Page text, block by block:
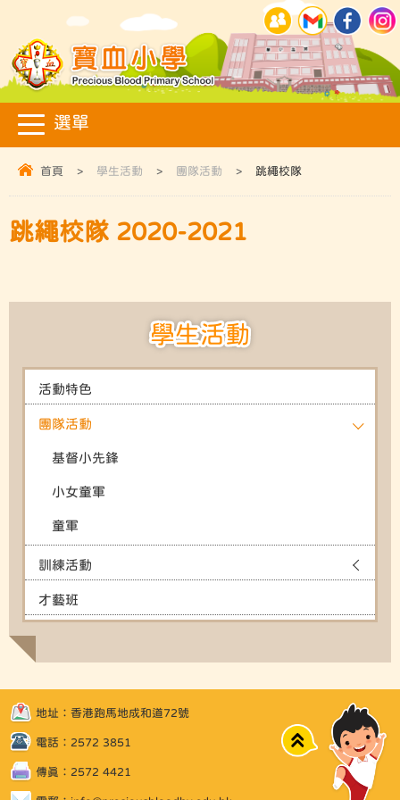
首頁 > 學生活動 > 團隊活動 > 跳繩校隊
跳繩校隊 2020-2021
學生活動
活動特色
團隊活動
基督小先鋒
小女童軍
童軍
訓練活動
才藝班
地址：香港跑馬地成和道72號
電話：2572 3851
傳真：2572 4421
Top